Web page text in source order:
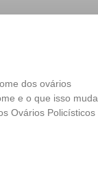
dos ovários
e o que isso muda
Ovários Policísticos